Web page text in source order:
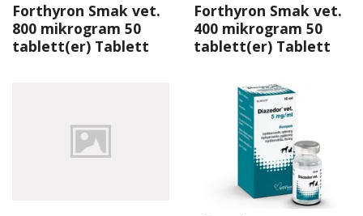
Forthyron Smak vet.
800 mikrogram 50
tablett(er) Tablett
Forthyron Smak vet.
400 mikrogram 50
tablett(er) Tablett